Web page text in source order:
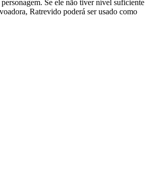
Se ele não tiver nível suficiente
Ratrevido poderá ser usado como